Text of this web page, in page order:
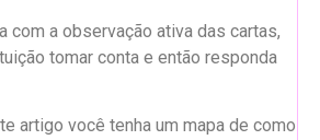
com a observação ativa das cartas,
tomar conta e então responda
artigo você tenha um mapa de como